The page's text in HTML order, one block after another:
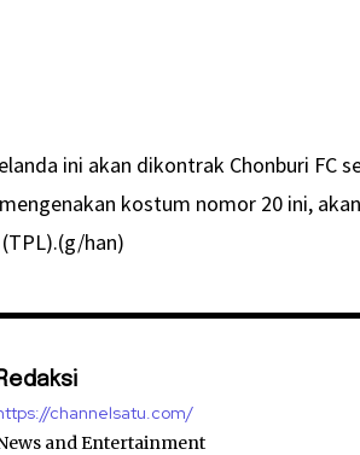
ini akan dikontrak Chonburi FC
kostum nomor 20 ini,
han)
Redaksi
channelsatu.com/
and Entertainment